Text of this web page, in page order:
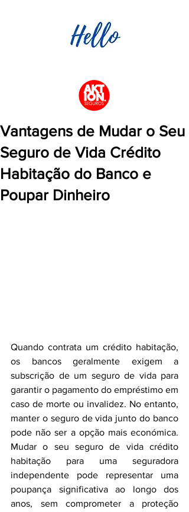
Vantagens de Mudar o Seu
Seguro de Vida Crédito
Habitação do Banco e
Poupar Dinheiro
Quando contrata um crédito habitação,
os bancos geralmente exigem a
subscrição de um seguro de vida para
garantir o pagamento do empréstimo em
caso de morte ou invalidez. No entanto,
manter o seguro de vida junto do banco
pode não ser a opção mais económica.
Mudar o seu seguro de vida crédito
habitação para uma seguradora
independente pode representar uma
poupança significativa ao longo dos
anos, sem comprometer a proteção